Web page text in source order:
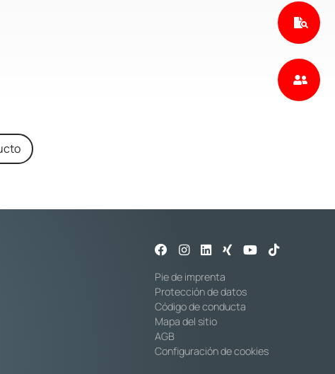
Pie de imprenta
Protección de datos
Código de conducta
Mapa del sitio
AGB
Configuración de cookies